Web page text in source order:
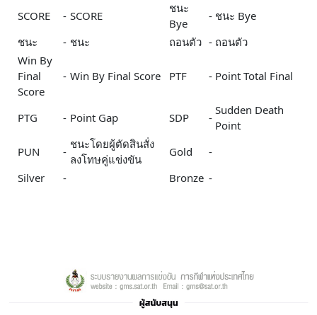
SCORE
- SCORE
ชนะ
Bye
- ชนะ Bye
ชนะ
- ชนะ ถอนตัว - ถอนตัว
Win By
Final
Score
- Win By Final Score PTF - Point Total Final
PTG - Point Gap SDP -
Sudden Death
Point
PUN
-
ชนะโดยผู้ตัดสินสั่ง
ลงโทษคู่แข่งขัน
Gold
-
Silver
- Bronze -